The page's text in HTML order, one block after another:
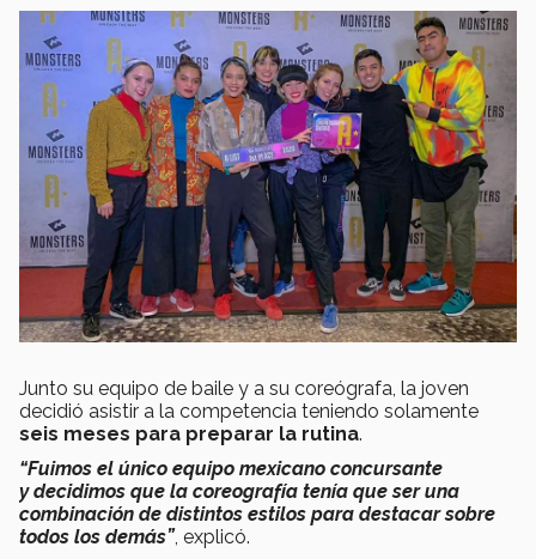
Junto su equipo de baile y a su coreógrafa, la joven
decidió asistir a la competencia teniendo solamente
seis meses para preparar la rutina.
“Fuimos el único equipo mexicano concursante
y decidimos que la coreografía tenía que ser una
combinación de distintos estilos para destacar sobre
todos los demás”, explicó.